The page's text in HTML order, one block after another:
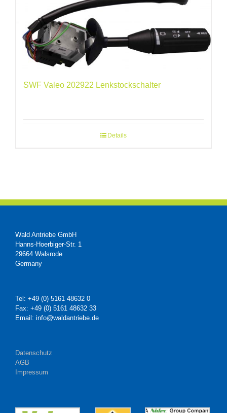
SWF Valeo 202922 Lenkstockschalter
Details
Wald Antriebe GmbH
Hanns-Hoerbiger-Str. 1
29664 Walsrode
Germany
Tel: +49 (0) 5161 48632 0
Fax: +49 (0) 5161 48632 33
Email: info@waldantriebe.de
Datenschutz
AGB
Impressum